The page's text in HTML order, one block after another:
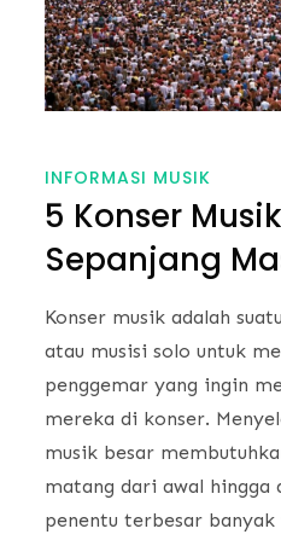
INFORMASI MUSIK
5 Konser
Sepanjang
Konser musik adalah
atau musisi solo untuk
penggemar yang ingin
mereka di konser.
musik besar
matang dari awal hingga
penentu terbesar